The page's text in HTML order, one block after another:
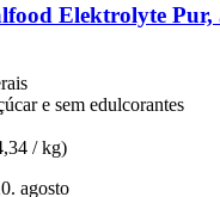
Elektrolyte Pur,
e sem edulcorantes
/ kg)
agosto